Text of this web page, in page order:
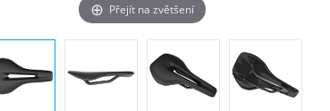
Přejít na zvětšení